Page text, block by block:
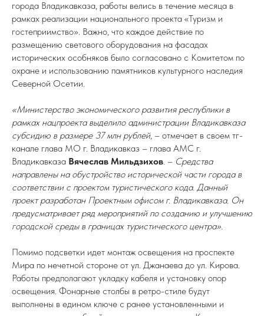
города Владикавказа, работы велись в течение месяца в
рамках реализации национального проекта «Туризм и
гостеприимство». Важно, что каждое действие по
размещению светового оборудования на фасадах
исторических особняков было согласовано с Комитетом по
охране и использованию памятников культурного наследия
Северной Осетии.
«Министерство экономического развития республики в
рамках нацпроекта выделило администрации Владикавказа
субсидию в размере 37 млн рублей, – отмечает в своем тг-
канале глава МО г. Владикавказ – глава АМС г.
Владикавказа Вячеслав Мильдзихов. – Средства
направлены на обустройство исторической части города в
соответствии с проектом туристического кода. Данный
проект разработан Проектным офисом г. Владикавказа. Он
предусматривает ряд мероприятий по созданию и улучшению
городской среды в границах туристического центра».
Помимо подсветки идет монтаж освещения на проспекте
Мира по нечетной стороне от ул. Джанаева до ул. Кирова.
Работы предполагают укладку кабеля и установку опор
освещения. Фонарные столбы в ретро-стиле будут
выполнены в едином ключе с ранее установленными и